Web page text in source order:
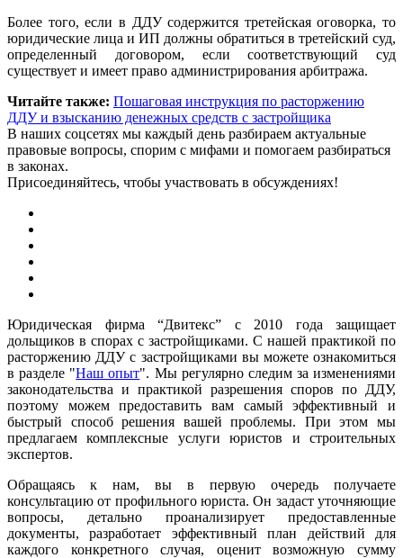
Более того, если в ДДУ содержится третейская оговорка, то
юридические лица и ИП должны обратиться в третейский суд,
определенный договором, если соответствующий суд
существует и имеет право администрирования арбитража.
Читайте также: Пошаговая инструкция по расторжению
ДДУ и взысканию денежных средств с застройщика
В наших соцсетях мы каждый день разбираем актуальные
правовые вопросы, спорим с мифами и помогаем разбираться
в законах.
Присоединяйтесь, чтобы участвовать в обсуждениях!
Юридическая фирма “Двитекс” с 2010 года защищает
дольщиков в спорах с застройщиками. С нашей практикой по
расторжению ДДУ с застройщиками вы можете ознакомиться
в разделе "Наш опыт". Мы регулярно следим за изменениями
законодательства и практикой разрешения споров по ДДУ,
поэтому можем предоставить вам самый эффективный и
быстрый способ решения вашей проблемы. При этом мы
предлагаем комплексные услуги юристов и строительных
экспертов.
Обращаясь к нам, вы в первую очередь получаете
консультацию от профильного юриста. Он задаст уточняющие
вопросы, детально проанализирует предоставленные
документы, разработает эффективный план действий для
каждого конкретного случая, оценит возможную сумму